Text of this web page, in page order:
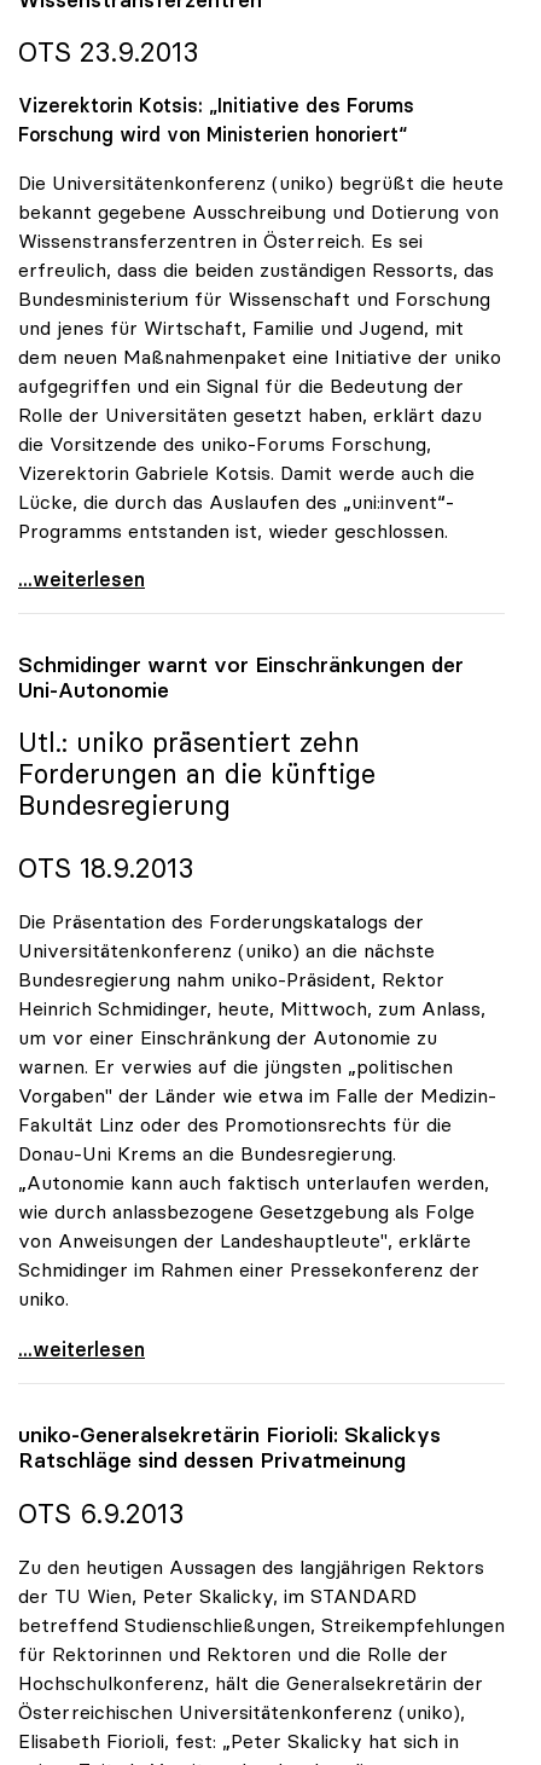
OTS 23.9.2013
Vizerektorin Kotsis: „Initiative des Forums
Forschung wird von Ministerien honoriert“
Die Universitätenkonferenz (uniko) begrüßt die heute
bekannt gegebene Ausschreibung und Dotierung von
Wissenstransferzentren in Österreich. Es sei
erfreulich, dass die beiden zuständigen Ressorts, das
Bundesministerium für Wissenschaft und Forschung
und jenes für Wirtschaft, Familie und Jugend, mit
dem neuen Maßnahmenpaket eine Initiative der uniko
aufgegriffen und ein Signal für die Bedeutung der
Rolle der Universitäten gesetzt haben, erklärt dazu
die Vorsitzende des uniko-Forums Forschung,
Vizerektorin Gabriele Kotsis. Damit werde auch die
Lücke, die durch das Auslaufen des „uni:invent“-
Programms entstanden ist, wieder geschlossen.
uniko begrüsst Startsignal für
...weiterlesen
Schmidinger warnt vor Einschränkungen der
Uni-Autonomie
Utl.: uniko präsentiert zehn
Forderungen an die künftige
Bundesregierung
OTS 18.9.2013
Die Präsentation des Forderungskatalogs der
Universitätenkonferenz (uniko) an die nächste
Bundesregierung nahm uniko-Präsident, Rektor
Heinrich Schmidinger, heute, Mittwoch, zum Anlass,
um vor einer Einschränkung der Autonomie zu
warnen. Er verwies auf die jüngsten „politischen
Vorgaben" der Länder wie etwa im Falle der Medizin-
Fakultät Linz oder des Promotionsrechts für die
Donau-Uni Krems an die Bundesregierung.
„Autonomie kann auch faktisch unterlaufen werden,
wie durch anlassbezogene Gesetzgebung als Folge
von Anweisungen der Landeshauptleute", erklärte
Schmidinger im Rahmen einer Pressekonferenz der
uniko.
Schmidinger warnt vor Einschränkungen der
...weiterlesen
uniko-Generalsekretärin Fiorioli: Skalickys
Ratschläge sind dessen Privatmeinung
OTS 6.9.2013
Zu den heutigen Aussagen des langjährigen Rektors
der TU Wien, Peter Skalicky, im STANDARD
betreffend Studienschließungen, Streikempfehlungen
für Rektorinnen und Rektoren und die Rolle der
Hochschulkonferenz, hält die Generalsekretärin der
Österreichischen Universitätenkonferenz (uniko),
Elisabeth Fiorioli, fest: „Peter Skalicky hat sich in